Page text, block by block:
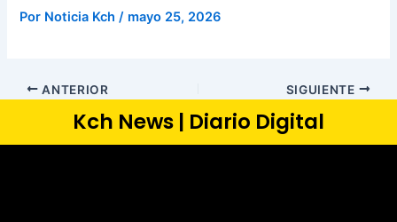
Por Noticia Kch/ mayo 25, 2026
ANTERIOR SIGUIENTE
Kch News | Diario Digital